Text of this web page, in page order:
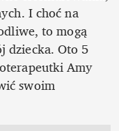
I choć na
to mogą
dziecka. Oto 5
Amy
swoim